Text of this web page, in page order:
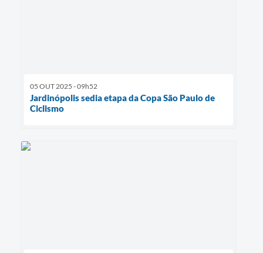
05 OUT 2025 - 09h52
Jardinópolis sedia etapa da Copa São Paulo de
Ciclismo